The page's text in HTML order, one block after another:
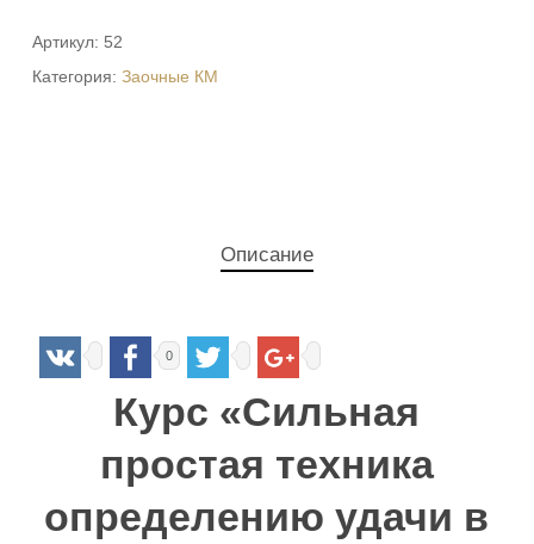
Артикул: 52
Категория: Заочные КМ
Описание
0
Курс «Сильная
простая техника
определению удачи в